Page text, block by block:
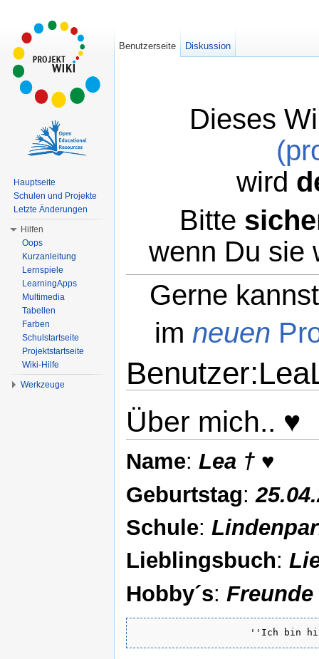
Dieses
wird
Bitte
wenn Du sie
Gerne
im neuen
Über mich.. ♥
Name: Lea † ♥
Geburtstag:
Schule:
Lieblingsbuch:
Hobby´s:
''Ich bin
Benutzerseite Diskussion
Hauptseite
Schulen und Projekte
Letzte Änderungen
Hilfen
Oops
Kurzanleitung
Lernspiele
LearningApps
Multimedia
Tabellen
Farben
Schulstartseite
Projektstartseite
Wiki-Hilfe
Werkzeuge